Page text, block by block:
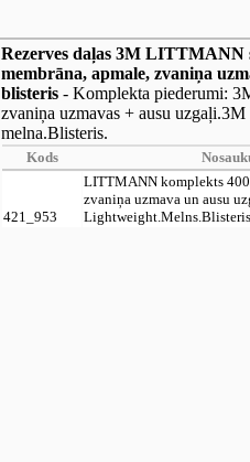
Rezerves daļas 3M
membrāna, apmale, zvaniņa
blisteris - Komplekta piederumi:
zvaniņa uzmavas + ausu
melna.Blisteris.
Kods
421_953
LITTMANN komplekts
zvaniņa uzmava un ausu
Lightweight.Melns.Blisteris